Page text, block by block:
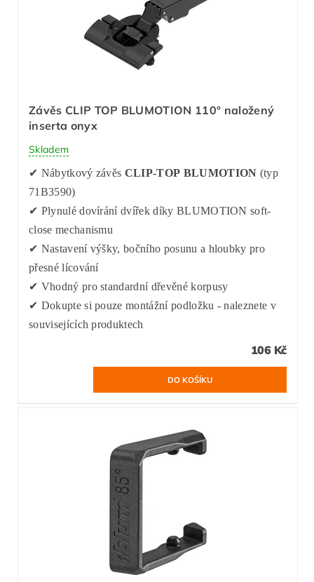
Závěs CLIP TOP BLUMOTION 110° naložený
inserta onyx
Skladem
✔ Nábytkový závěs CLIP-TOP BLUMOTION (typ
71B3590)
✔ Plynulé dovírání dvířek díky BLUMOTION soft-
close mechanismu
✔ Nastavení výšky, bočního posunu a hloubky pro
přesné lícování
✔ Vhodný pro standardní dřevěné korpusy
✔ Dokupte si pouze montážní podložku - naleznete v
souvisejících produktech
106 Kč